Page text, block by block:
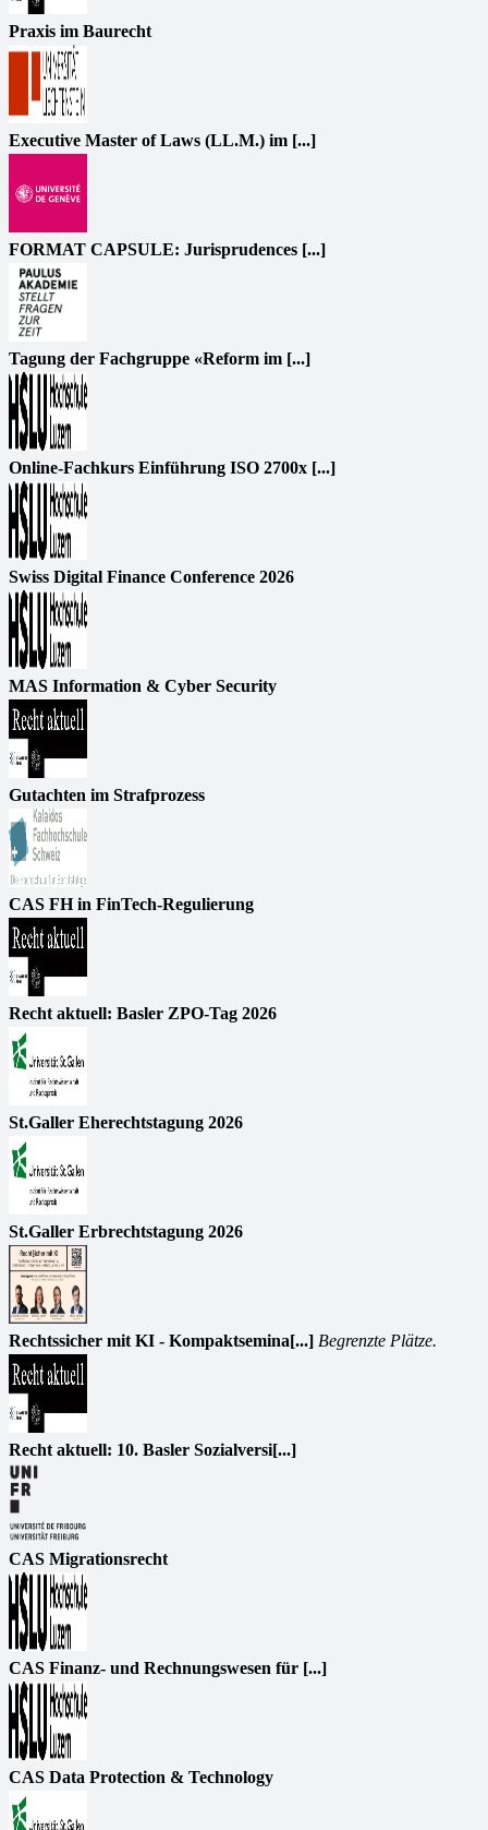
Praxis im Baurecht
Executive Master of Laws (LL.M.) im [...]
FORMAT CAPSULE: Jurisprudences [...]
Tagung der Fachgruppe «Reform im [...]
Online-Fachkurs Einführung ISO 2700x [...]
Swiss Digital Finance Conference 2026
MAS Information & Cyber Security
Gutachten im Strafprozess
CAS FH in FinTech-Regulierung
Recht aktuell: Basler ZPO-Tag 2026
St.Galler Eherechtstagung 2026
St.Galler Erbrechtstagung 2026
Rechtssicher mit KI - Kompaktsemina[...] Begrenzte Plätze.
Recht aktuell: 10. Basler Sozialversi[...]
CAS Migrationsrecht
CAS Finanz- und Rechnungswesen für [...]
CAS Data Protection & Technology